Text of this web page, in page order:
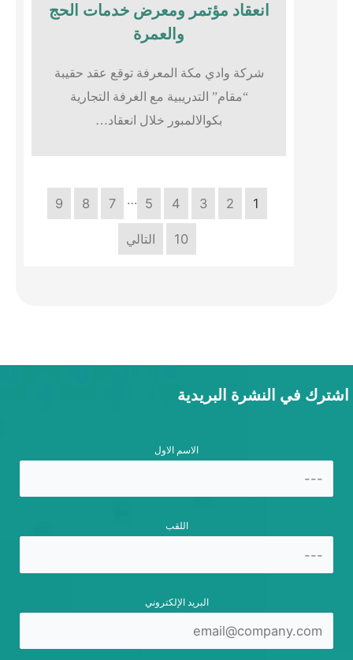
انعقاد مؤتمر ومعرض خدمات الحج
والعمرة
شركة وادي مكة المعرفة توقع عقد حقيبة
“مقام” التدريبية مع الغرفة التجارية
بكوالالمبور خلال انعقاد…
1
2
3
4
5
…
7
8
9
10 التالي
اشترك في النشرة البريدية
الاسم الاول
اللقب
البريد الإلكتروني